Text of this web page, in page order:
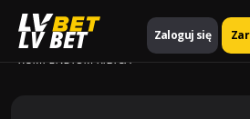
LV BET Zaloguj się
Strona główna
Euro 2024
PORTUGALIA – MISTRZOSTWA EUROPY W
KOMPENDIUM KIBICA